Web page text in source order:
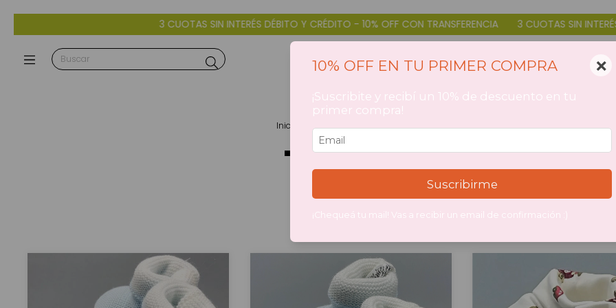
3 CUOTAS SIN INTERÉS DÉBITO Y CRÉDITO - 10% OFF CON TRANSFERENCIA 3 CUOTAS SIN INTERÉS DÉBITO Y CRÉDITO
Inicio CATEGORIAS DE PRODUCTOS > COMPRAR POR TALLE/EDAD > TALLES
Talle 0 - 3
10% OFF EN TU PRIMER COMPRA ×
¡Suscribite y recibí un 10% de descuento en tu
primer compra!
Suscribirme
¡Chequeá tu mail! Vas a recibir un email de confirmación :)